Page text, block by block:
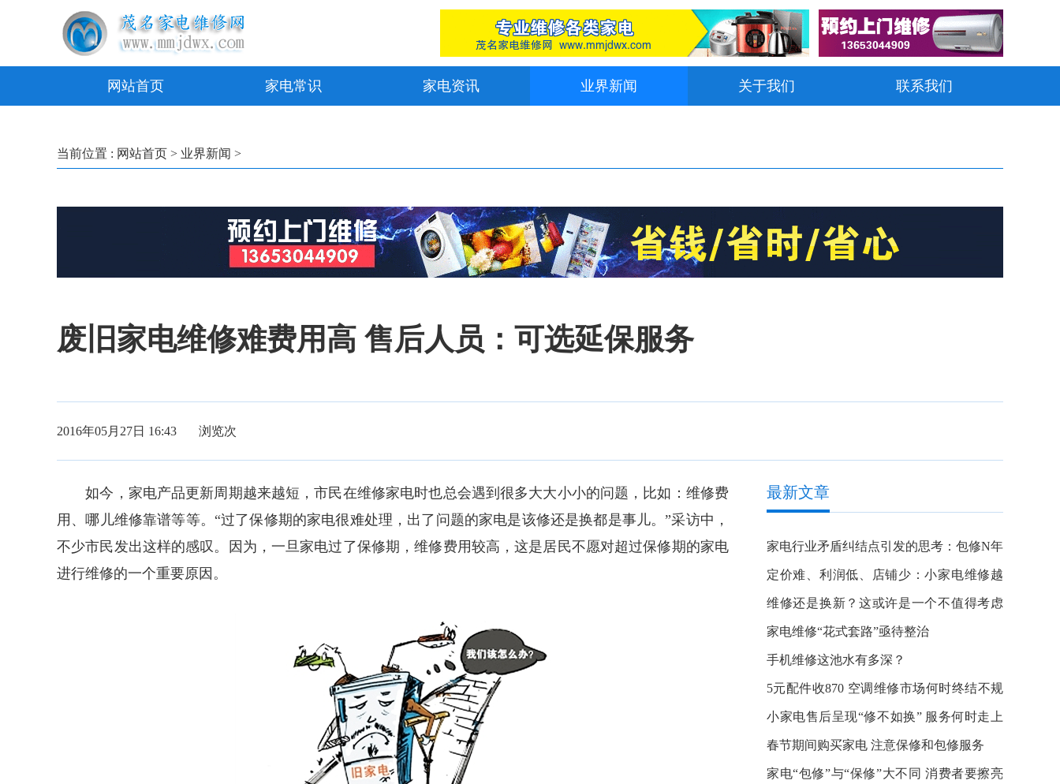
网站首页 家电常识 家电资讯 业界新闻 关于我们 联系我们
当前位置 : 网站首页 > 业界新闻 >
废旧家电维修难费用高 售后人员：可选延保服务
2016年05月27日 16:43 浏览次
如今，家电产品更新周期越来越短，市民在维修家电时也总会遇到很多大大小小的问题，比如：维修费
用、哪儿维修靠谱等等。“过了保修期的家电很难处理，出了问题的家电是该修还是换都是事儿。”采访中，
不少市民发出这样的感叹。因为，一旦家电过了保修期，维修费用较高，这是居民不愿对超过保修期的家电
进行维修的一个重要原因。
最新文章
家电行业矛盾纠结点引发的思考：包修N年
对决迭代换新
定价难、利润低、店铺少：小家电维修越
来越难了
维修还是换新？这或许是一个不值得考虑
的问题
家电维修“花式套路”亟待整治
手机维修这池水有多深？
5元配件收870 空调维修市场何时终结不规
范？
小家电售后呈现“修不如换” 服务何时走上
正轨？
春节期间购买家电 注意保修和包修服务
家电“包修”与“保修”大不同 消费者要擦亮